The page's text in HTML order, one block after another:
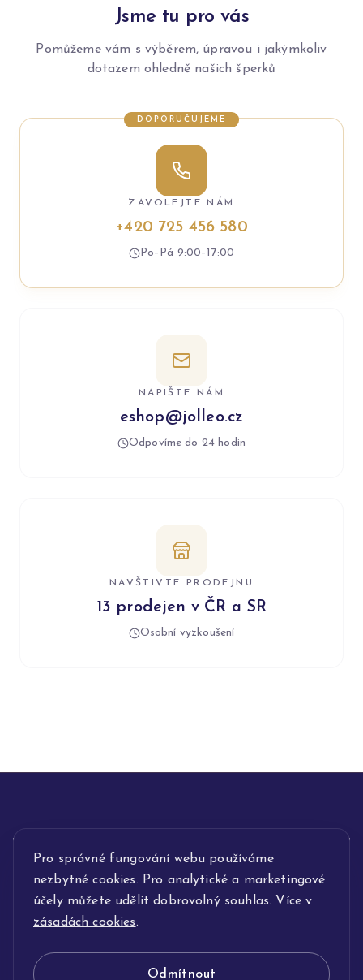
Pro správné fungování webu používáme
nezbytné cookies. Pro analytické a marketingové
účely můžete udělit dobrovolný souhlas. Více v
zásadách cookies.
Odmítnout
Jsme tu pro vás
Pomůžeme vám s výběrem, úpravou i jakýmkoliv
dotazem ohledně našich šperků
DOPORUČUJEME
ZAVOLEJTE NÁM
+420 725 456 580
Po–Pá 9:00–17:00
NAPIŠTE NÁM
eshop@jolleo.cz
Odpovíme do 24 hodin
NAVŠTIVTE PRODEJNU
13 prodejen v ČR a SR
Osobní vyzkoušení
INFORMACE
POPIS SLUŽEB